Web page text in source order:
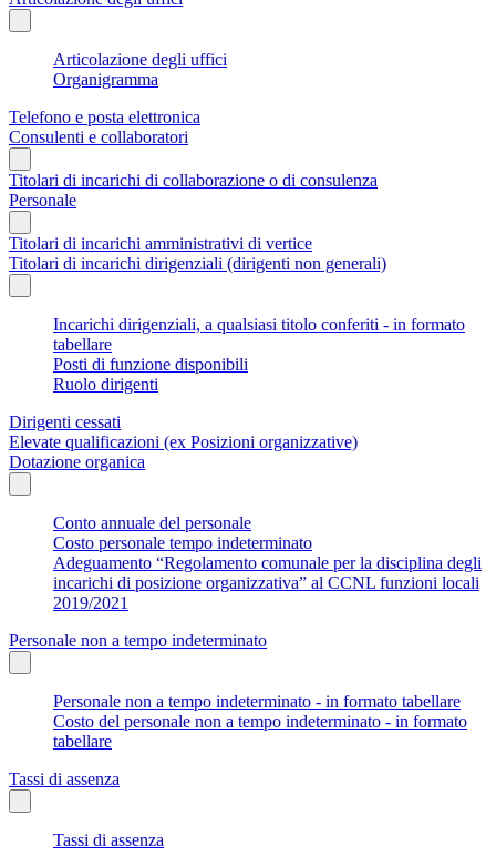
Articolazione degli uffici
Organigramma
Telefono e posta elettronica
Consulenti e collaboratori
Titolari di incarichi di collaborazione o di consulenza
Personale
Titolari di incarichi amministrativi di vertice
Titolari di incarichi dirigenziali (dirigenti non generali)
Incarichi dirigenziali, a qualsiasi titolo conferiti - in formato
tabellare
Posti di funzione disponibili
Ruolo dirigenti
Dirigenti cessati
Elevate qualificazioni (ex Posizioni organizzative)
Dotazione organica
Conto annuale del personale
Costo personale tempo indeterminato
Adeguamento “Regolamento comunale per la disciplina degli
incarichi di posizione organizzativa” al CCNL funzioni locali
2019/2021
Personale non a tempo indeterminato
Personale non a tempo indeterminato - in formato tabellare
Costo del personale non a tempo indeterminato - in formato
tabellare
Tassi di assenza
Tassi di assenza